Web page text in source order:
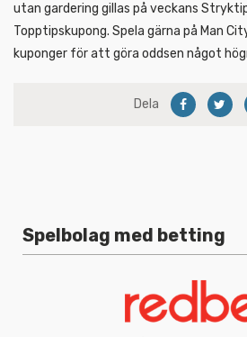
utan gardering gillas på veckans
Topptipskupong. Spela gärna på Man
kuponger för att göra oddsen något
Dela
Spelbolag med betting